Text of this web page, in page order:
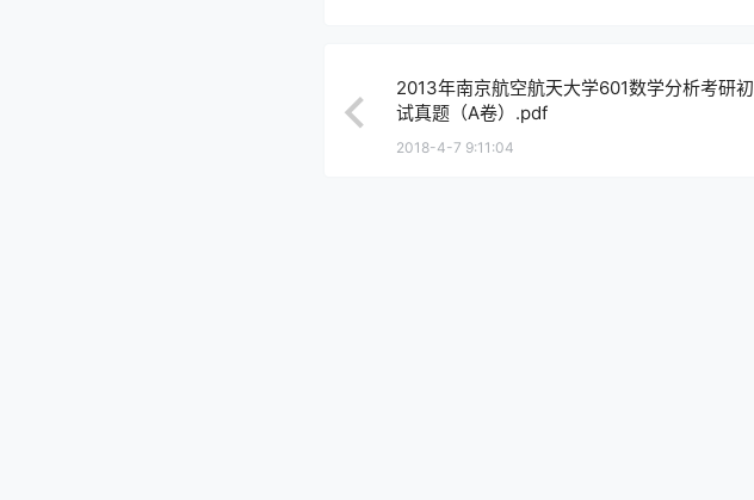
2013年南京航空航天大学601数学分析考研初
试真题（A卷）.pdf
2018-4-7 9:11:04